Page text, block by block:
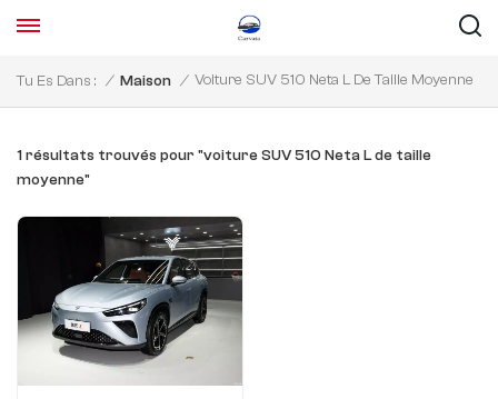
Tu Es Dans : / Maison / Voiture SUV 510 Neta L De Taille Moyenne
1 résultats trouvés pour "voiture SUV 510 Neta L de taille
moyenne"